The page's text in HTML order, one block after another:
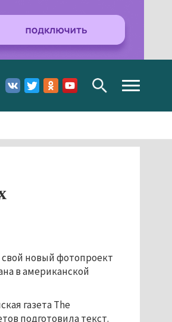
Toggle
navigation
новый фотопроект
в американской
газета The
подготовила текст.